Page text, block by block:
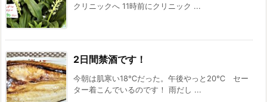
クリニックへ 11時前にクリニック ...
2日間禁酒です！
今朝は肌寒い18℃だった。午後やっと20℃ セー
ター着こんでいるのです！ 雨だし ...